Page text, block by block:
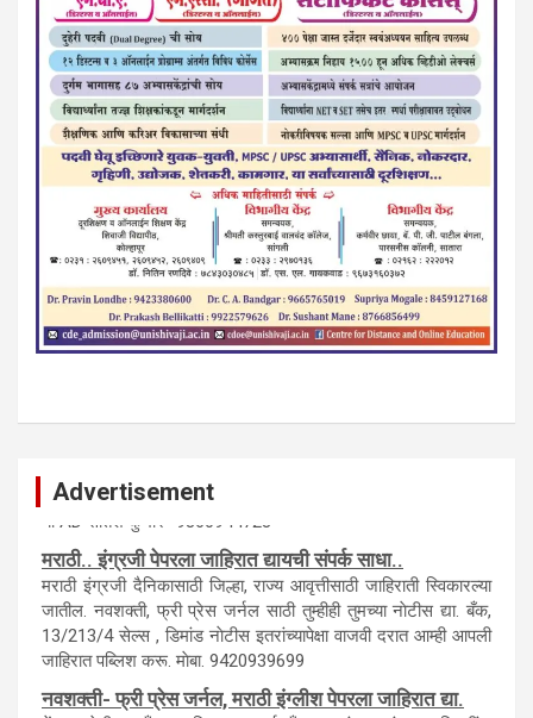
Advertisement
कायदेशीर सल्ला या मार्गदर्शन पाहिजे. संपर्क साधा-
परिस्थितीनुसार तुम्ही जर आर्थिक, शैक्षणिक, सामाजिक समस्या, गुन्हेगारी,
शारीरीक त्रास, फसवणूक सारख्या प्रकरणात अडकला असाल, काेर्टाची
पायरी चढला असाल तर चिंता नकाे.. आम्ही मदत करू. मार्गदर्शन करू,
कायदेशीर सल्ला देऊ. - आजच संपर्क साधा- भारत साेनुले-8888207374
या AD सतिश कुंभार -9860944728
मराठी.. इंग्रजी पेपरला जाहिरात द्यायची संपर्क साधा..